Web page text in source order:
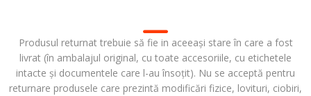
Produsul returnat trebuie să fie in aceeași stare în care a fost
livrat (în ambalajul original, cu toate accesoriile, cu etichetele
intacte și documentele care l-au însoțit). Nu se acceptă pentru
returnare produsele care prezintă modificări fizice, lovituri, ciobiri,